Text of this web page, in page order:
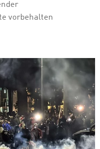
vorbehalten